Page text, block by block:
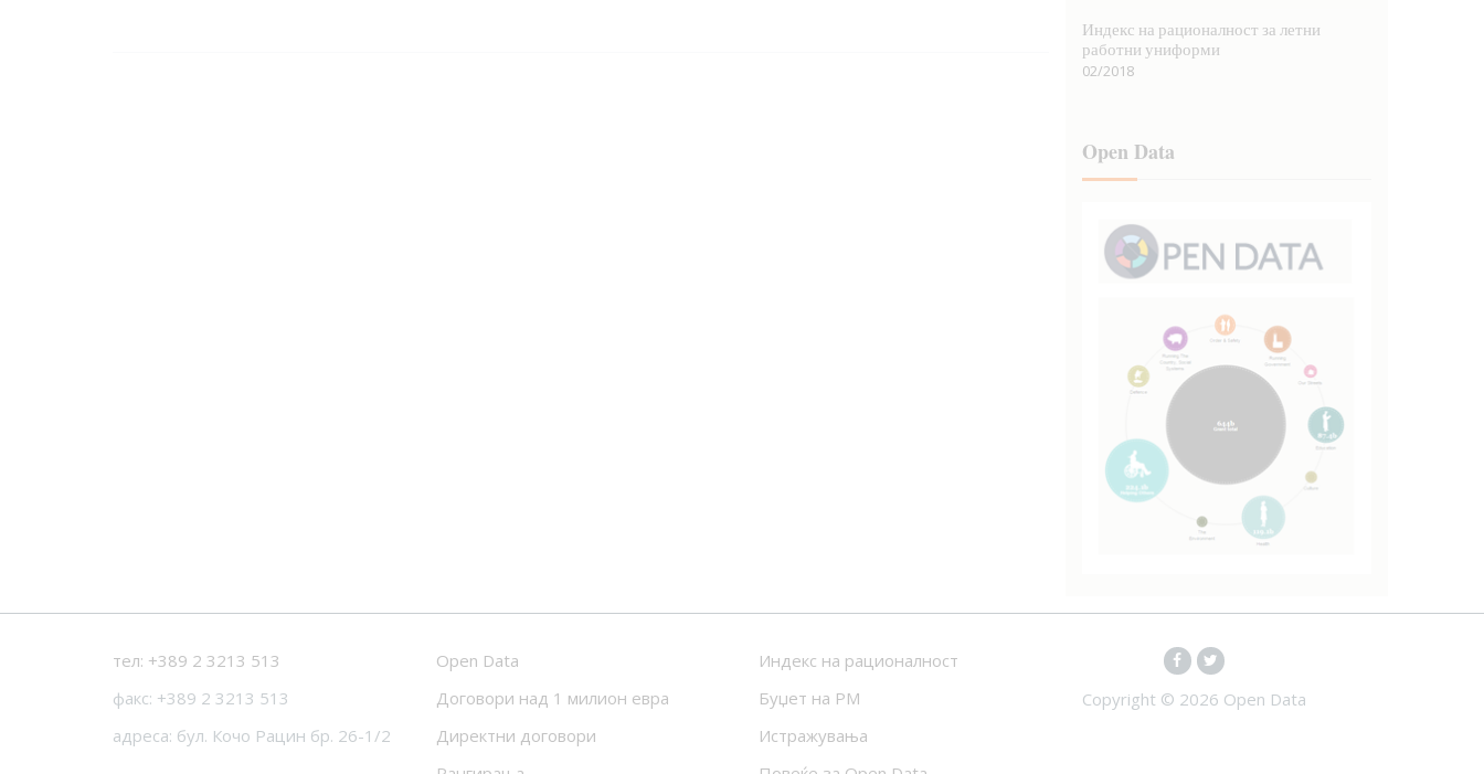
Индекс на рационалност за летни
работни униформи
02/2018
Open Data
тел: +389 2 3213 513
факс: +389 2 3213 513
адреса: бул. Кочо Рацин бр. 26-1/2
Open Data
Договори над 1 милион евра
Директни договори
Индекс на рационалност
Буџет на РМ
Истражувања
Copyright © 2026 Open Data